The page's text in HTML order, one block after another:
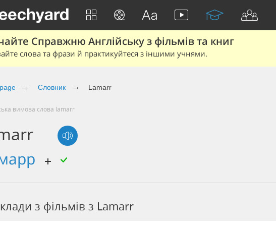
Справжню Англійську з фільмів та книг
слова та фрази й практикуйтеся з іншими учнями.
Cловник Lamarr
вимова слова lamarr
з фільмів з Lamarr